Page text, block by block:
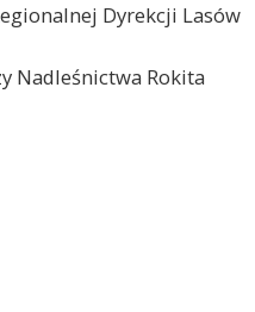
Dyrekcji Lasów
Nadleśnictwa Rokita